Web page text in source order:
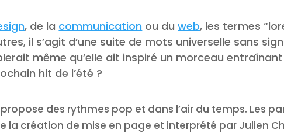
, de la communication ou duweb, les termes
il s’agit d’une suite de mots universelle sans
même qu’elle ait inspiré un morceau
hit de l’été ?
des rythmes pop et dans l’air du temps. Les
la création de mise en page et interprété par Julien